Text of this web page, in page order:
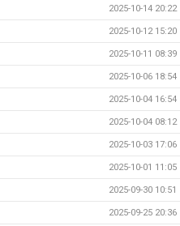
2025-10-14 20:22
2025-10-12 15:20
2025-10-11 08:39
2025-10-06 18:54
2025-10-04 16:54
2025-10-04 08:12
2025-10-03 17:06
2025-10-01 11:05
2025-09-30 10:51
2025-09-25 20:36